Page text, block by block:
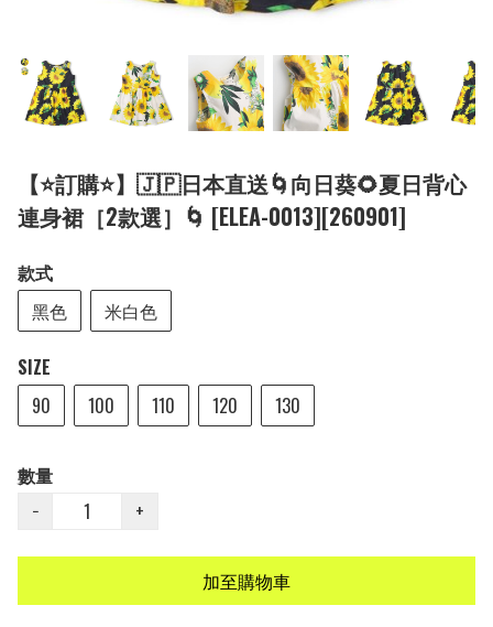
【⭐訂購⭐】🇯🇵日本直送🌀向日葵🌻夏日背心
連身裙［2款選］🌀 [ELEA-0013][260901]
款式
黑色
米白色
SIZE
90
100 110 120 130
數量
−
+
加至購物車